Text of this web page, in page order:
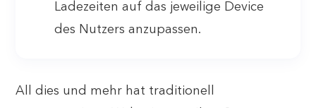
Ladezeiten auf das jeweilige Device
des Nutzers anzupassen.
All dies und mehr hat traditionell